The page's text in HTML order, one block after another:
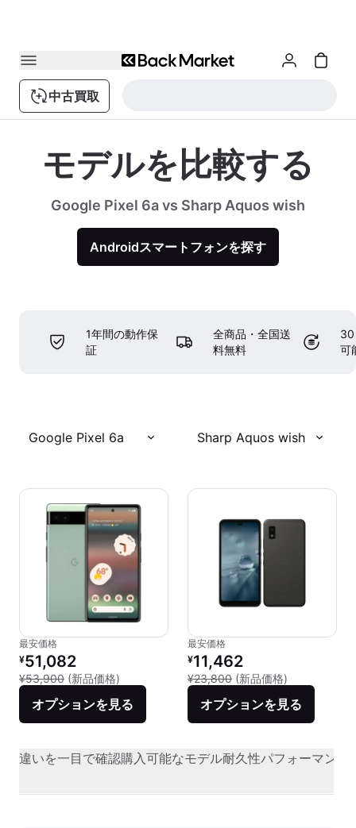
中古買取
モデルを比較する
Google Pixel 6a vs Sharp Aquos wish
Androidスマートフォンを探す
1年間の動作保
証
全商品・全国送
料無料
30
可
Google Pixel 6a Sharp Aquos wish
最安価格
リファービッシュ品の価格：
¥51,082
¥53,900 (新品価格) 新品との比較：¥53,900
オプションを見る
最安価格
リファービッシュ品の価格：
¥11,462
¥23,800 (新品価格)
オプションを見る
違いを一目で確認購入可能なモデル耐久性パフォーマンス